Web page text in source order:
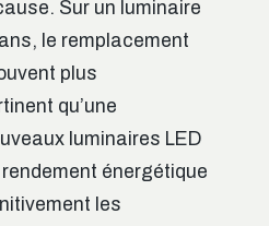
Sur un luminaire
le remplacement
plus
qu’une
luminaires LED
énergétique
les